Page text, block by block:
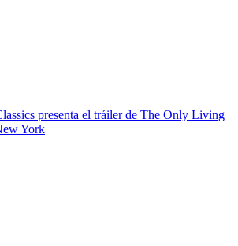
presenta el tráiler de The Only Living
York